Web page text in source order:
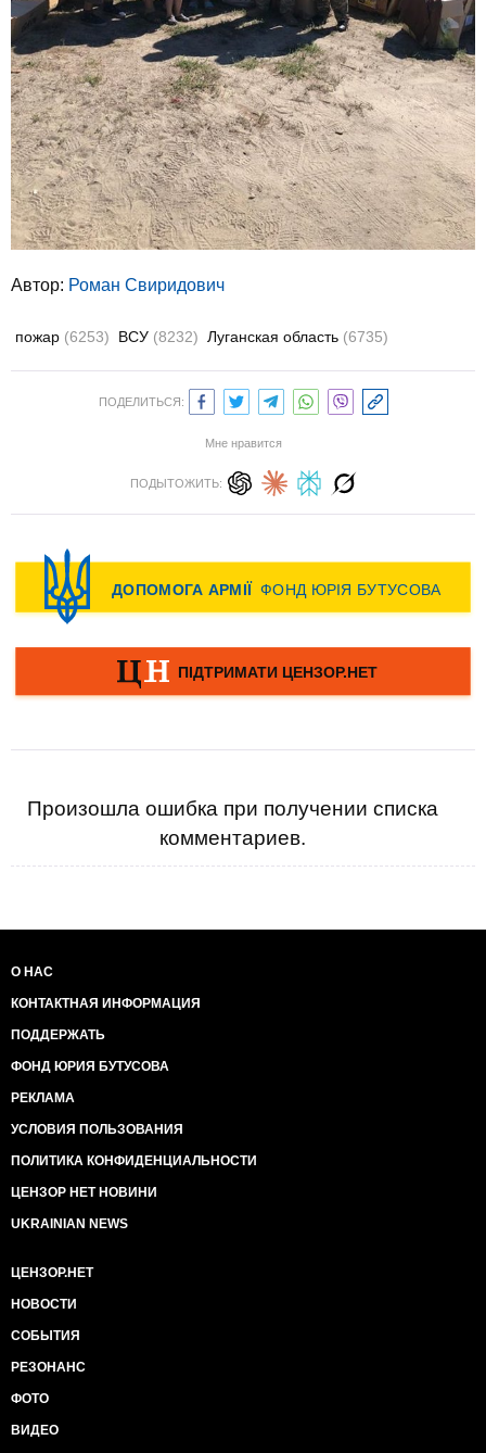
Автор: Роман Свиридович
пожар (6253) ВСУ (8232) Луганская область (6735)
ПОДЕЛИТЬСЯ:
Мне нравится
ПОДЫТОЖИТЬ:
Произошла ошибка при получении списка
комментариев.
О НАС
КОНТАКТНАЯ ИНФОРМАЦИЯ
ПОДДЕРЖАТЬ
ФОНД ЮРИЯ БУТУСОВА
РЕКЛАМА
УСЛОВИЯ ПОЛЬЗОВАНИЯ
ПОЛИТИКА КОНФИДЕНЦИАЛЬНОСТИ
ЦЕНЗОР НЕТ НОВИНИ
UKRAINIAN NEWS
ЦЕНЗОР.НЕТ
НОВОСТИ
СОБЫТИЯ
РЕЗОНАНС
ФОТО
ВИДЕО